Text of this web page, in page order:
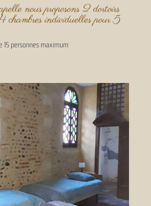
nous proposons 2 dortoirs
chambres individuelles pour 5
15 personnes maximum